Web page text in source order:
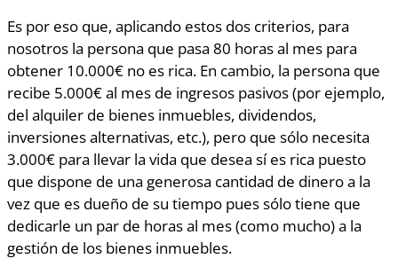
Es por eso que, aplicando estos dos criterios, para
nosotros la persona que pasa 80 horas al mes para
obtener 10.000€ no es rica. En cambio, la persona que
recibe 5.000€ al mes de ingresos pasivos (por ejemplo,
del alquiler de bienes inmuebles, dividendos,
inversiones alternativas, etc.), pero que sólo necesita
3.000€ para llevar la vida que desea sí es rica puesto
que dispone de una generosa cantidad de dinero a la
vez que es dueño de su tiempo pues sólo tiene que
dedicarle un par de horas al mes (como mucho) a la
gestión de los bienes inmuebles.